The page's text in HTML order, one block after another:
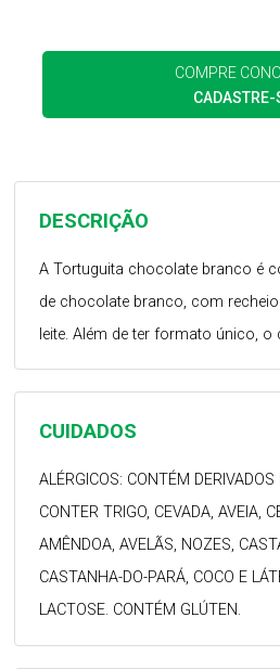
COMPRE
CADASTRE-
CUIDADOS
ALÉRGICOS: CONTÉM
CONTER TRIGO, CEVADA, AVEIA,
AMÊNDOA, AVELÃS, NOZES,
CASTANHA-DO-PARÁ, COCO E
LACTOSE. CONTÉM GLÚTEN.
DESCRIÇÃO
A Tortuguita chocolate branco é
de chocolate branco, com
leite. Além de ter formato único,